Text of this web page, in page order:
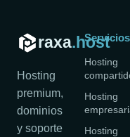
raxa.host
Hosting
premium,
dominios
y soporte
Servicios
Hosting
Hosting
Hosting